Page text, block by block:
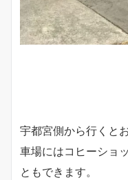
宇都宮側から行くと
車場にはコヒーショ
ともできます。